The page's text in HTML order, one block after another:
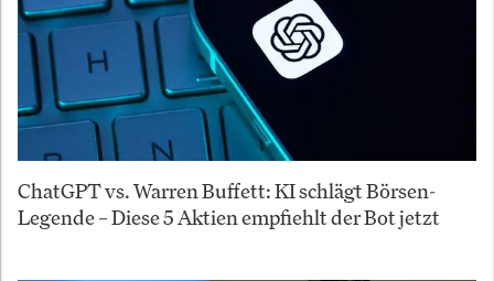
ChatGPT vs. Warren Buffett: KI schlägt Börsen-
Legende – Diese 5 Aktien empfiehlt der Bot jetzt